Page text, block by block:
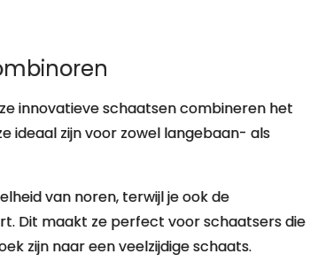
innovatieve schaatsen combineren het
ideaal zijn voor zowel langebaan- als
van noren, terwijl je ook de
Dit maakt ze perfect voor schaatsers die
zijn naar een veelzijdige schaats.